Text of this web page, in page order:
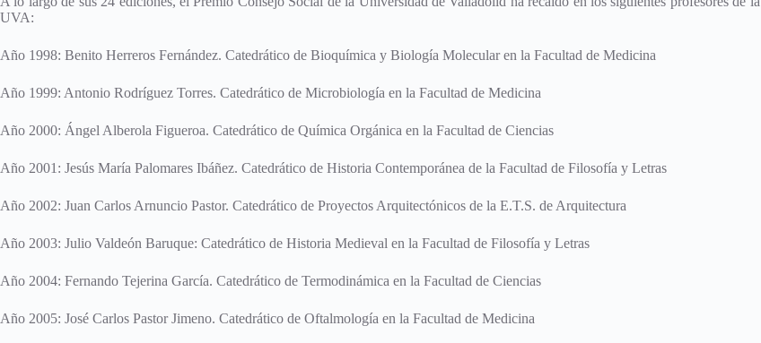
UVA:
Año 1998: Benito Herreros Fernández. Catedrático de Bioquímica y Biología Molecular en la Facultad de Medicina
Año 1999: Antonio Rodríguez Torres. Catedrático de Microbiología en la Facultad de Medicina
Año 2000: Ángel Alberola Figueroa. Catedrático de Química Orgánica en la Facultad de Ciencias
Año 2001: Jesús María Palomares Ibáñez. Catedrático de Historia Contemporánea de la Facultad de Filosofía y Letras
Año 2002: Juan Carlos Arnuncio Pastor. Catedrático de Proyectos Arquitectónicos de la E.T.S. de Arquitectura
Año 2003: Julio Valdeón Baruque: Catedrático de Historia Medieval en la Facultad de Filosofía y Letras
Año 2004: Fernando Tejerina García. Catedrático de Termodinámica en la Facultad de Ciencias
Año 2005: José Carlos Pastor Jimeno. Catedrático de Oftalmología en la Facultad de Medicina